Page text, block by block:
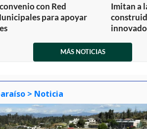
con Red
para apoyar
Imitan a
MÁS NOTICIAS
> Noticia